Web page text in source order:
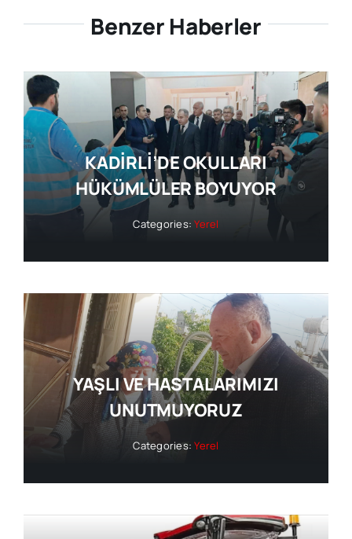
Benzer Haberler
KADİRLİ’DE OKULLARI
HÜKÜMLÜLER BOYUYOR
Categories:Yerel
YAŞLI VE HASTALARIMIZI
UNUTMUYORUZ
Categories:Yerel